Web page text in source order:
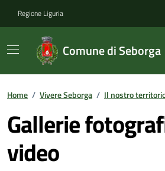
Regione Liguria
Comune di Seborga
Home / Vivere Seborga / Il nostro
Gallerie
video